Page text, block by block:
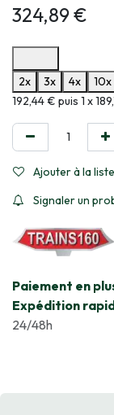
324,89€
2x
3x 4x
10x
Informations sur le
192,44 € puis 1 x
Ajouter à la
Signaler un
​Paiement en
Expédition
24/48h